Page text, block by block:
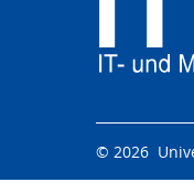
© 2026